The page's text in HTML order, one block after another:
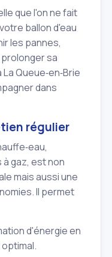
que l'on ne fait
ballon d'eau
les pannes,
sa
Queue‑en‑Brie
dans
régulier
gaz, est non
mais aussi une
Il permet
d'énergie en